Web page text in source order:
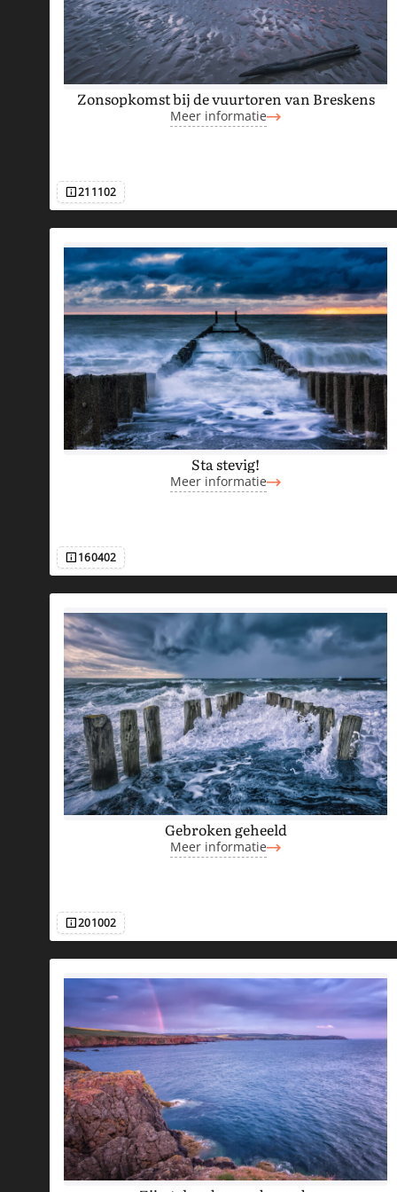
Zonsopkomst bij de vuurtoren van Breskens
Meer informatie
Afbeeldingsnummer
211102
Sta stevig!
Meer informatie
Afbeeldingsnummer
160402
Gebroken geheeld
Meer informatie
Afbeeldingsnummer
201002